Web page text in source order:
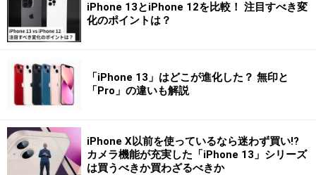
iPhone 13とiPhone 12を比較！ 注目すべき変
化のポイントは？
「iPhone 13」はどこが進化した？ 無印と
「Pro」の違いも解説
iPhone X以前を使っているなら迷わず買い!?
カメラ機能が充実した「iPhone 13」シリーズ
は買うべきか買わざるべきか